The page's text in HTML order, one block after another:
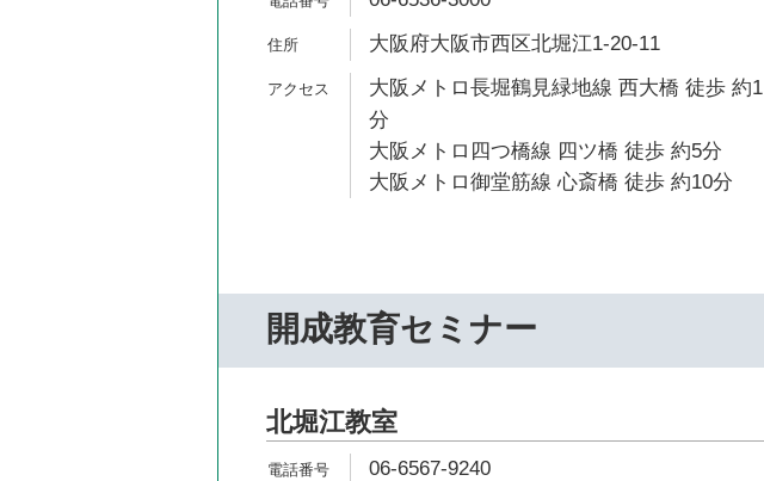
大阪府大阪市西区北堀江1-20-11
大阪メトロ長堀鶴見緑地線 西大橋 徒歩 約1
分
大阪メトロ四つ橋線 四ツ橋 徒歩 約5分
大阪メトロ御堂筋線 心斎橋 徒歩 約10分
開成教育セミナー
北堀江教室
06-6567-9240